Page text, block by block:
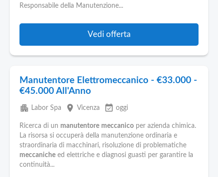
Responsabile della Manutenzione...
Vedi offerta
Manutentore Elettromeccanico - €33.000 -
€45.000 All'Anno
apartment Labor Spa place Vicenza event_available oggi
Ricerca di un manutentore meccanico per azienda chimica.
La risorsa si occuperà della manutenzione ordinaria e
straordinaria di macchinari, risoluzione di problematiche
meccaniche ed elettriche e diagnosi guasti per garantire la
continuità...